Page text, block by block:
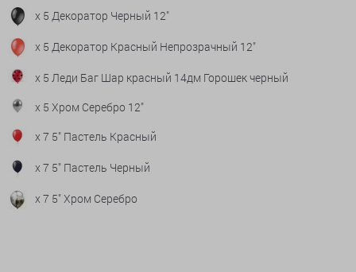
x 5 Декоратор Черный 12"
x 5 Декоратор Красный Непрозрачный 12"
x 5 Леди Баг Шар красный 14дм Горошек черный
x 5 Хром Серебро 12"
x 7 5" Пастель Красный
x 7 5" Пастель Черный
x 7 5" Хром Серебро